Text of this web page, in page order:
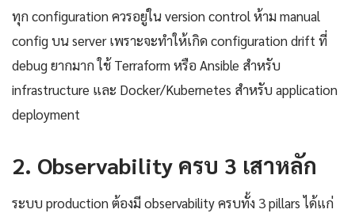
ทุก configuration ควรอยู่ใน version control ห้าม manual
config บน server เพราะจะทำให้เกิด configuration drift ที่
debug ยากมาก ใช้ Terraform หรือ Ansible สำหรับ
infrastructure และ Docker/Kubernetes สำหรับ application
deployment
2. Observability ครบ 3 เสาหลัก
ระบบ production ต้องมี observability ครบทั้ง 3 pillars ได้แก่